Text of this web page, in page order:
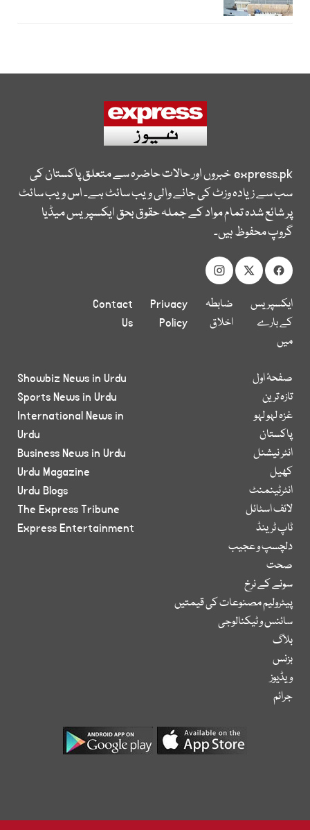
express.pkخبروں اور حالات حاضرہ سے متعلق پاکستان کی
سب سے زیادہ وزٹ کی جانے والی ویب سائٹ ہے۔ اس ویب سائٹ
پر شائع شدہ تمام مواد کے جملہ حقوق بحق ایکسپریس میڈیا
گروپ محفوظ ہیں۔
ایکسپریس
کے بارے
میں
ضابطہ
اخلاق
Privacy
Policy
Contact
Us
صفحۂ اول
تازہ ترین
غزہ لہو لہو
پاکستان
انٹر نیشنل
کھیل
انٹرٹینمنٹ
لائف اسٹائل
ٹاپ ٹرینڈ
دلچسپ و عجیب
صحت
سونے کے نرخ
پیٹرولیم مصنوعات کی قیمتیں
سائنس و ٹیکنالوجی
بلاگ
بزنس
ویڈیوز
جرائم
Showbiz News in Urdu
Sports News in Urdu
International News in
Urdu
Business News in Urdu
Urdu Magazine
Urdu Blogs
The Express Tribune
Express Entertainment